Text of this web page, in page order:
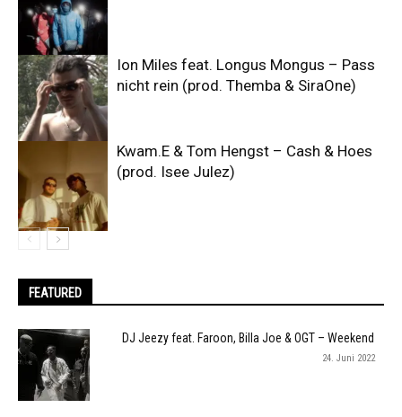
Ion Miles feat. Longus Mongus – Pass
nicht rein (prod. Themba & SiraOne)
Kwam.E & Tom Hengst – Cash & Hoes
(prod. Isee Julez)
FEATURED
DJ Jeezy feat. Faroon, Billa Joe & OGT – Weekend
24. Juni 2022